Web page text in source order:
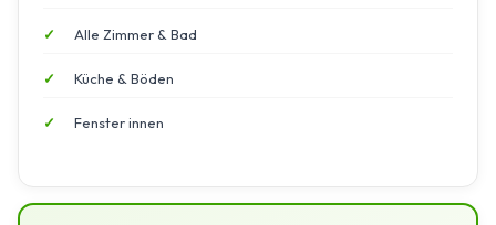
Alle Zimmer & Bad
Küche & Böden
Fenster innen